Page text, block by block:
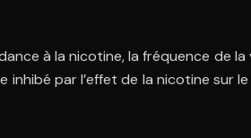
à la nicotine, la fréquence de
par l’effet de la nicotine sur le